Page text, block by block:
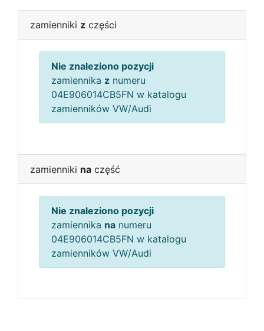
zamienniki z części
Nie znaleziono pozycji
zamiennika z numeru
04E906014CB5FN w katalogu
zamienników VW/Audi
zamienniki na część
Nie znaleziono pozycji
zamiennika na numeru
04E906014CB5FN w katalogu
zamienników VW/Audi